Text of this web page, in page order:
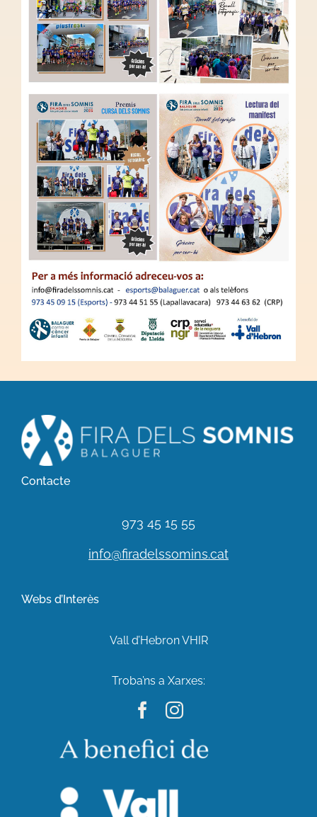
Contacte
973 45 15 55
info@firadelssomins.cat
Webs d’Interès
Vall d’Hebron VHIR
Troba’ns a Xarxes: